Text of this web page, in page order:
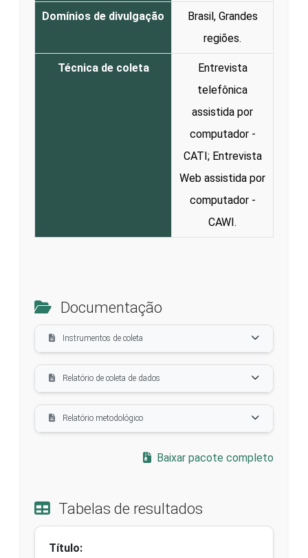
Domínios de divulgação
Brasil, Grandes
regiões.
Técnica de coleta
Entrevista
telefônica
assistida por
computador -
CATI; Entrevista
Web assistida por
computador -
CAWI.
Documentação
Instrumentos de coleta
Relatório de coleta de dados
Relatório metodológico
Baixar pacote completo
Tabelas de resultados
Título: